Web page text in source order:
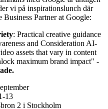
vi på inspirationslunch där
Partner at Google:
: Practical creative guidance
and Consideration AI-
assets that vary in content
maximum brand impact" -
13
2 i Stockholm